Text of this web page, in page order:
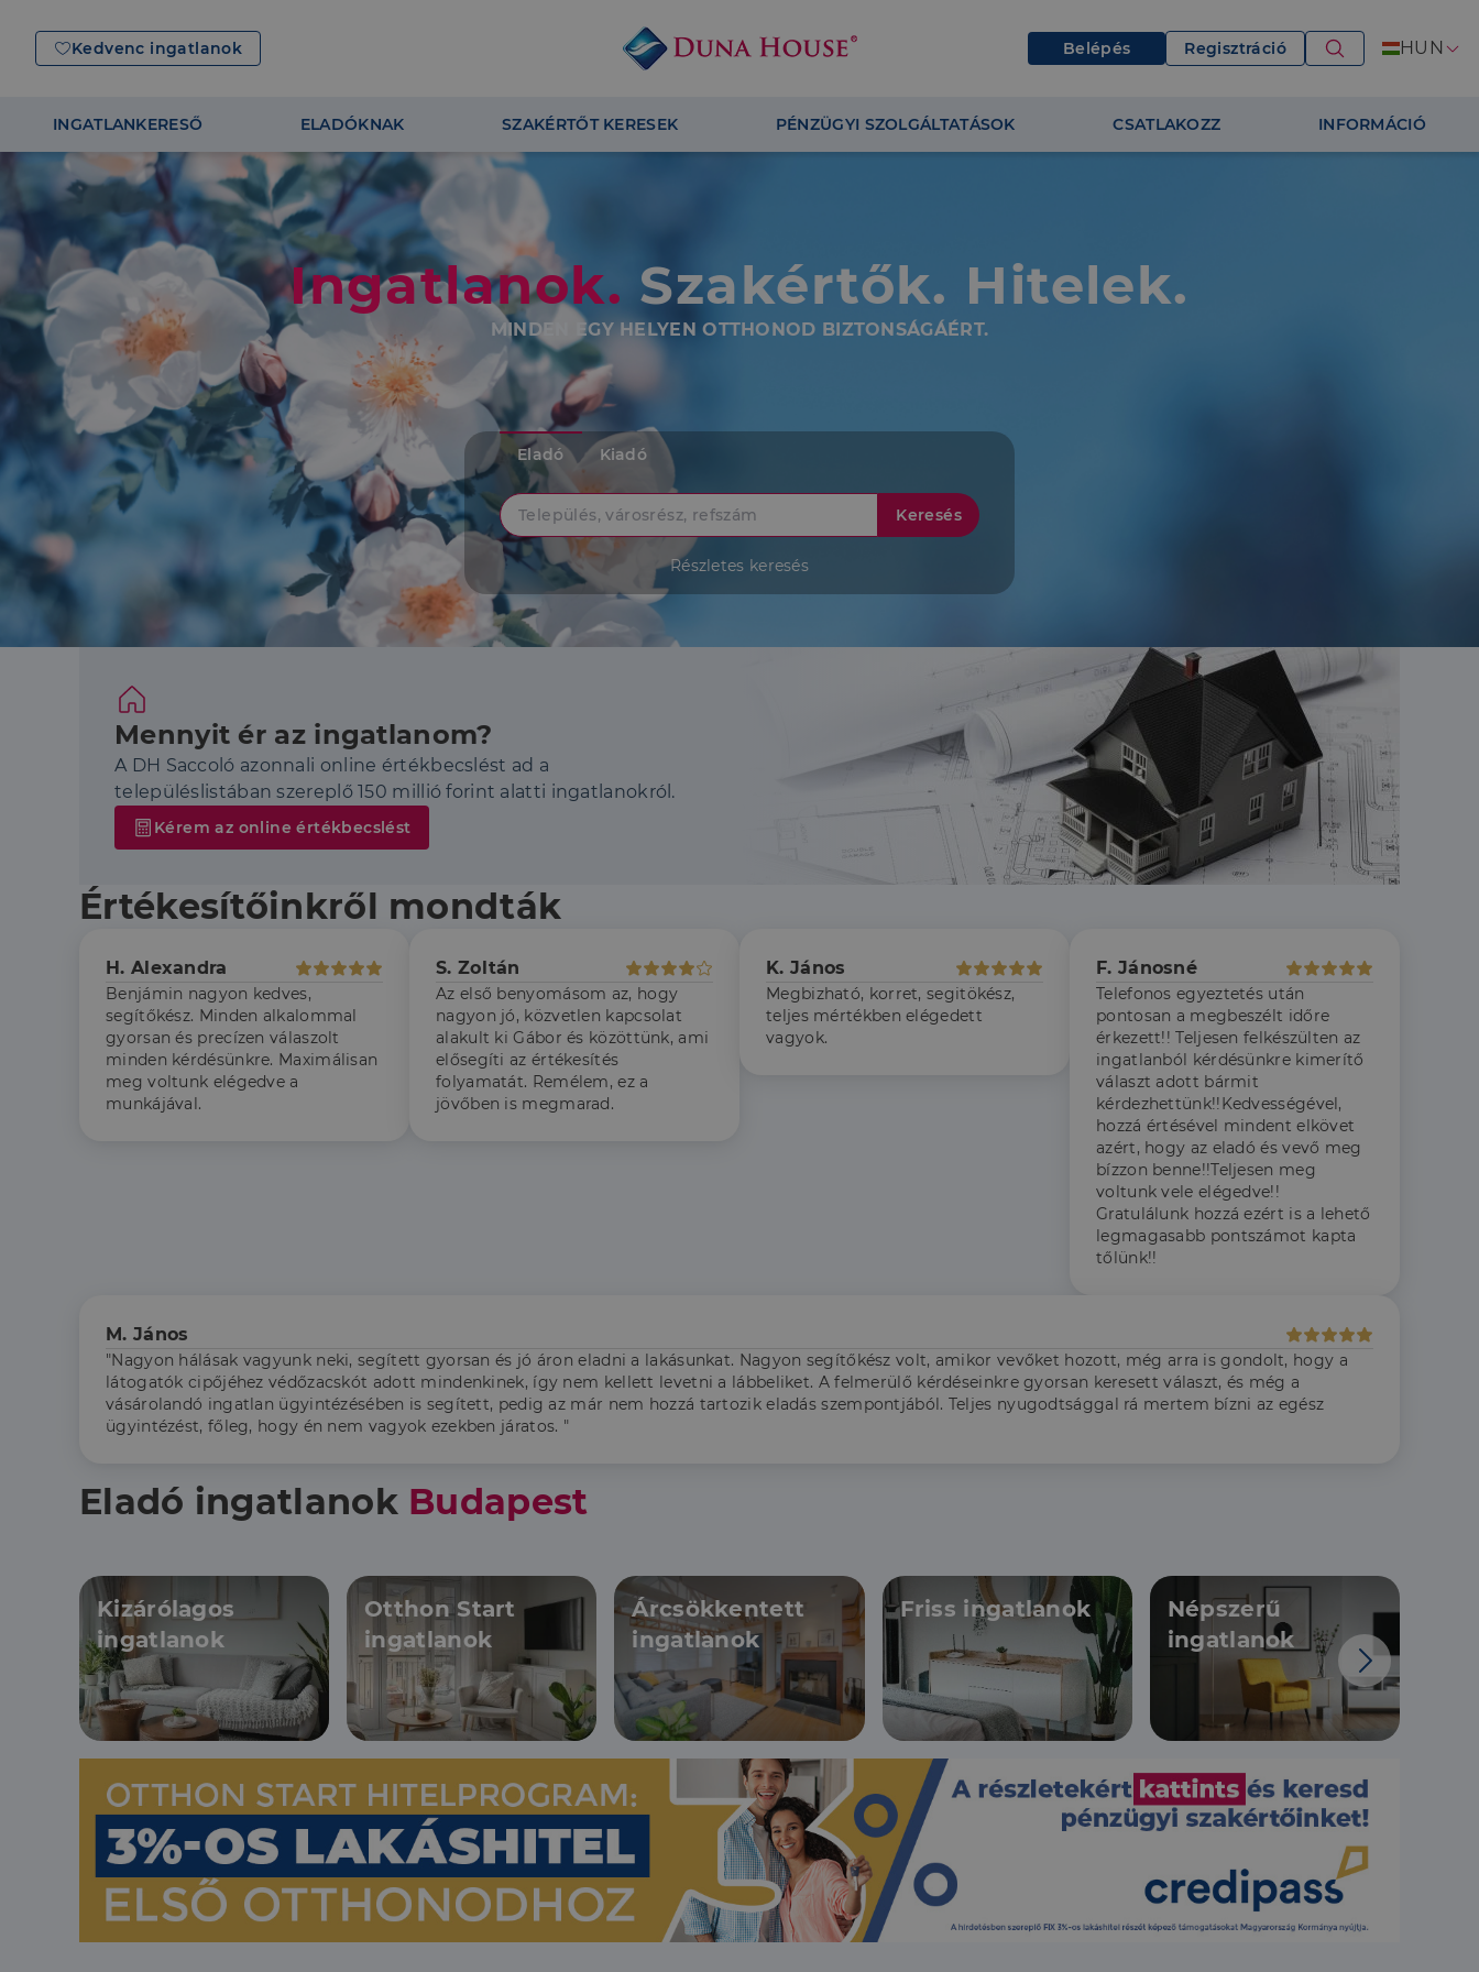
Kedvenc ingatlanok Belépés Regisztráció HUN
INGATLANKERESŐ ELADÓKNAK SZAKÉRTŐT KERESEK PÉNZÜGYI SZOLGÁLTATÁSOK CSATLAKOZZ INFORMÁCIÓ
Ingatlanok. Szakértők. Hitelek.
MINDEN EGY HELYEN OTTHONOD BIZTONSÁGÁÉRT.
Eladó Kiadó
Keresés
Részletes keresés
Mennyit ér az ingatlanom?
A DH Saccoló azonnali online értékbecslést ad a
településlistában szereplő 150 millió forint alatti ingatlanokról.
Kérem az online értékbecslést
Értékesítőinkről mondták
H. Alexandra
Benjámin nagyon kedves,
segítőkész. Minden alkalommal
gyorsan és precízen válaszolt
minden kérdésünkre. Maximálisan
meg voltunk elégedve a
munkájával.
S. Zoltán
Az első benyomásom az, hogy
nagyon jó, közvetlen kapcsolat
alakult ki Gábor és közöttünk, ami
elősegíti az értékesítés
folyamatát. Remélem, ez a
jövőben is megmarad.
K. János
Megbizható, korret, segitökész,
teljes mértékben elégedett
vagyok.
F. Jánosné
Telefonos egyeztetés után
pontosan a megbeszélt időre
érkezett!! Teljesen felkészülten az
ingatlanból kérdésünkre kimerítő
választ adott bármit
kérdezhettünk!!Kedvességével,
hozzá értésével mindent elkövet
azért, hogy az eladó és vevő meg
bízzon benne!!Teljesen meg
voltunk vele elégedve!!
Gratulálunk hozzá ezért is a lehető
legmagasabb pontszámot kapta
tőlünk!!
M. János
"Nagyon hálásak vagyunk neki, segített gyorsan és jó áron eladni a lakásunkat. Nagyon segítőkész volt, amikor vevőket hozott, még arra is gondolt, hogy a
látogatók cipőjéhez védőzacskót adott mindenkinek, így nem kellett levetni a lábbeliket. A felmerülő kérdéseinkre gyorsan keresett választ, és még a
vásárolandó ingatlan ügyintézésében is segített, pedig az már nem hozzá tartozik eladás szempontjából. Teljes nyugodtsággal rá mertem bízni az egész
ügyintézést, főleg, hogy én nem vagyok ezekben járatos. "
Eladó ingatlanok Budapest
Kizárólagos
ingatlanok
Otthon Start
ingatlanok
Árcsökkentett
ingatlanok
Friss ingatlanok
Népszerű
ingatlanok